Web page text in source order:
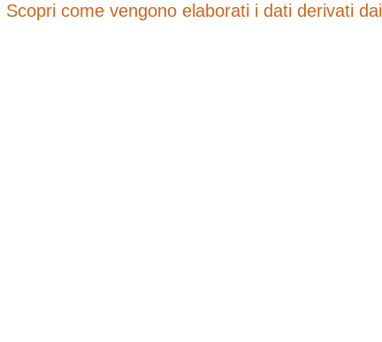
Scopri come vengono elaborati i dati derivati dai